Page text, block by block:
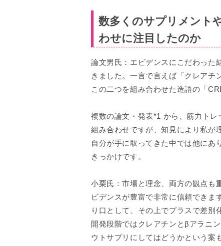
数多くのサプリメント
わせに注目したのか
論文男氏：エビデンスにこだわった
きました。一言で言えば「クレアチ
この二つを組み合わせた造語の「
複数の論文・発表*1 から、筋力ト
組み合わせですが、知見により私が
自分が手に取ってきた中では他にあ
きっかけです。
小栗氏：市場と理念、両方の観点も
ビデンスが豊富で非常に信頼できま
り口として、その上でプラスで差別
開発段階ではクレアチンとβアラニ
ウトサプリにしてはどうかという案